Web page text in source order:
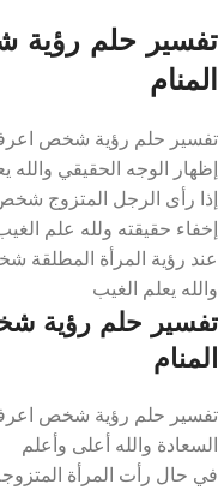
تفسير حلم
المنام
تفسير حلم رؤية شخص
إظهار الوجه الحقيقي والله
إذا رأى الرجل المتزوج
إخفاء حقيقته ولله علم
عند رؤية المرأة المطلقة
والله يعلم الغيب
تفسير حلم رؤية
المنام
تفسير حلم رؤية شخص
السعادة والله أعلى وأعلم
في حال رأت المرأة